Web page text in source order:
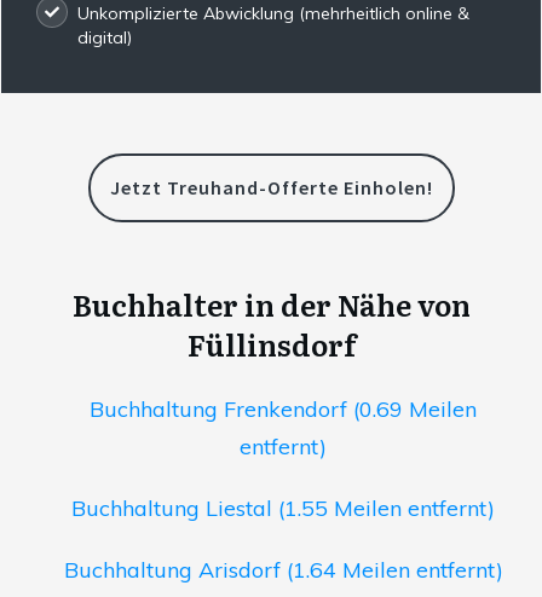
Unkomplizierte Abwicklung (mehrheitlich online &
digital)
Jetzt Treuhand-Offerte Einholen!
Buchhalter in der Nähe von
Füllinsdorf
Buchhaltung Frenkendorf (0.69 Meilen
entfernt)
Buchhaltung Liestal (1.55 Meilen entfernt)
Buchhaltung Arisdorf (1.64 Meilen entfernt)